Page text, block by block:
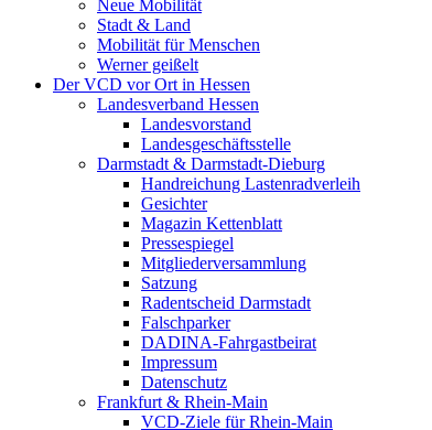
Neue Mobilität
Stadt & Land
Mobilität für Menschen
Werner geißelt
Der VCD vor Ort in Hessen
Landesverband Hessen
Landesvorstand
Landesgeschäftsstelle
Darmstadt & Darmstadt-Dieburg
Handreichung Lastenradverleih
Gesichter
Magazin Kettenblatt
Pressespiegel
Mitgliederversammlung
Satzung
Radentscheid Darmstadt
Falschparker
DADINA-Fahrgastbeirat
Impressum
Datenschutz
Frankfurt & Rhein-Main
VCD-Ziele für Rhein-Main